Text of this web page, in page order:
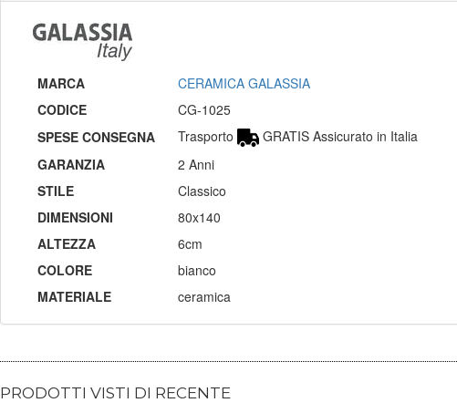
MARCA
CERAMICA GALASSIA
CODICE
CG-1025
SPESE CONSEGNA
Trasporto
GRATIS Assicurato in Italia
GARANZIA
2 Anni
STILE
Classico
DIMENSIONI
80x140
ALTEZZA
6cm
COLORE
bianco
MATERIALE
ceramica
PRODOTTI VISTI DI RECENTE